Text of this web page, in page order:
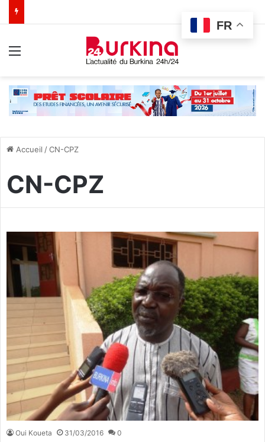
Accueil /CN-CPZ
CN-CPZ
Oui Koueta 31/03/2016 0
FR